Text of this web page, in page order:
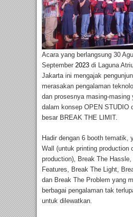
Acara yang berlangsung 30
September 2023 di Laguna
Jakarta ini mengajak
merasakan pengalaman
dan prosesnya masing-masing
dalam konsep OPEN STUDIO
besar BREAK THE LIMIT.
Hadir dengan 6 booth tematik,
Wall (untuk printing production
production), Break The
Features, Break The Light,
dan Break The Problem yang
berbagai pengalaman tak
untuk dilewatkan.